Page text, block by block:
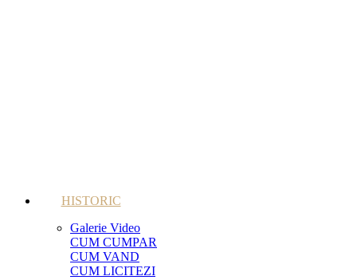
HISTORIC
Galerie Video
CUM CUMPAR
CUM VAND
CUM LICITEZI